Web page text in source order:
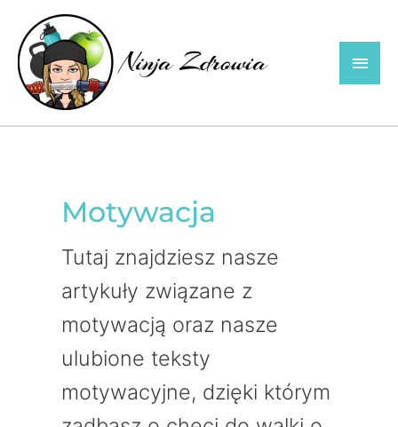
content
Main
Motywacja
Tutaj znajdziesz nasze
artykuły związane z
motywacją oraz nasze
ulubione teksty
motywacyjne, dzięki którym